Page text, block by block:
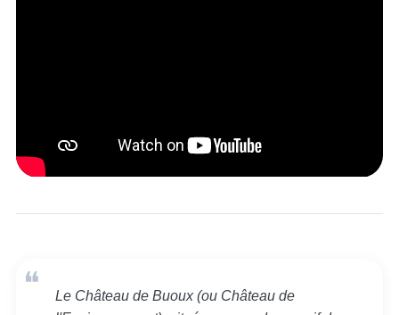
Le Château de Buoux (ou Château de